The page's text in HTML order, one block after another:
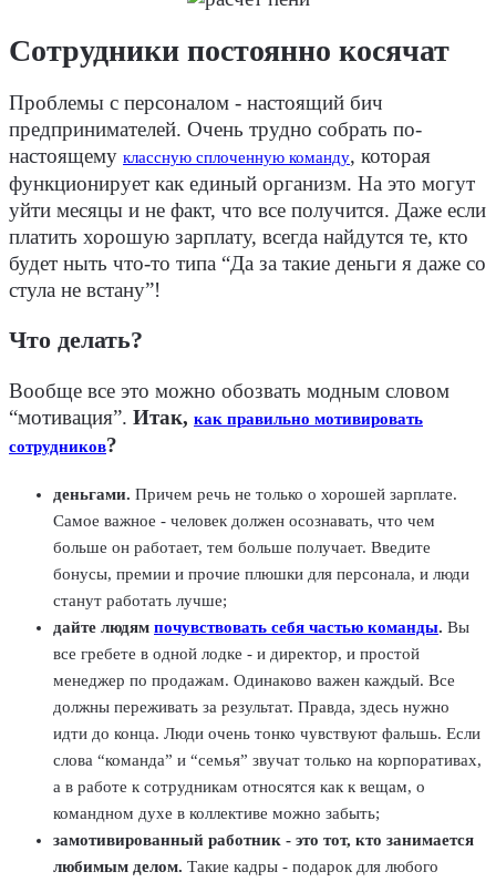
Сотрудники постоянно косячат
Проблемы с персоналом - настоящий бич
предпринимателей. Очень трудно собрать по-
настоящему классную сплоченную команду, которая
функционирует как единый организм. На это могут
уйти месяцы и не факт, что все получится. Даже если
платить хорошую зарплату, всегда найдутся те, кто
будет ныть что-то типа “Да за такие деньги я даже со
стула не встану”!
Что делать?
Вообще все это можно обозвать модным словом
“мотивация”. Итак, как правильно мотивировать
сотрудников?
деньгами. Причем речь не только о хорошей зарплате.
Самое важное - человек должен осознавать, что чем
больше он работает, тем больше получает. Введите
бонусы, премии и прочие плюшки для персонала, и люди
станут работать лучше;
дайте людям почувствовать себя частью команды. Вы
все гребете в одной лодке - и директор, и простой
менеджер по продажам. Одинаково важен каждый. Все
должны переживать за результат. Правда, здесь нужно
идти до конца. Люди очень тонко чувствуют фальшь. Если
слова “команда” и “семья” звучат только на корпоративах,
а в работе к сотрудникам относятся как к вещам, о
командном духе в коллективе можно забыть;
замотивированный работник - это тот, кто занимается
любимым делом. Такие кадры - подарок для любого